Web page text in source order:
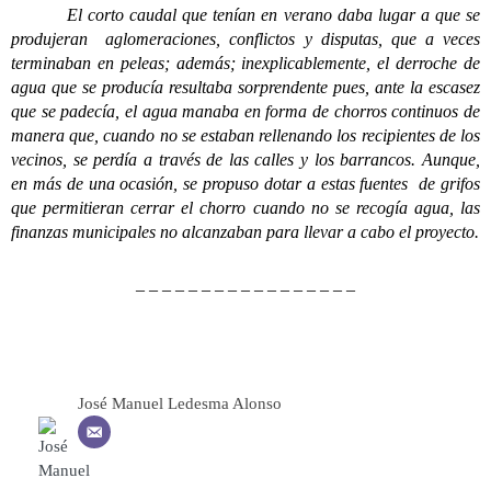
El corto caudal que tenían en verano daba lugar a que se
produjeran aglomeraciones, conflictos y disputas, que a veces
terminaban en peleas; además; inexplicablemente, el derroche de
agua que se producía resultaba sorprendente pues, ante la escasez
que se padecía, el agua manaba en forma de chorros continuos de
manera que, cuando no se estaban rellenando los recipientes de los
vecinos, se perdía a través de las calles y los barrancos. Aunque,
en más de una ocasión, se propuso dotar a estas fuentes de grifos
que permitieran cerrar el chorro cuando no se recogía agua, las
finanzas municipales no alcanzaban para llevar a cabo el proyecto.
– – – – – – – – – – – – – – – – –
José Manuel Ledesma Alonso